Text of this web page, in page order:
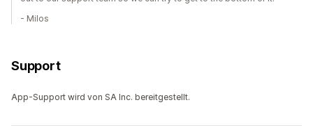
- Milos
Support
App-Support wird von SA Inc. bereitgestellt.